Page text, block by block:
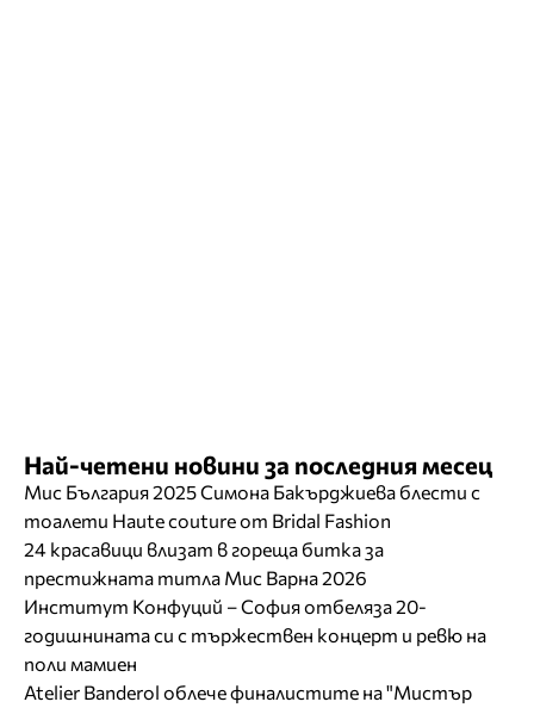
Най-четени новини за последния месец
Мис България 2025 Симона Бакърджиева блести с
тоалети Haute couture от Bridal Fashion
24 красавици влизат в гореща битка за
престижната титла Мис Варна 2026
Институт Конфуций – София отбеляза 20-
годишнината си с тържествен концерт и ревю на
поли мамиен
Atelier Banderol облече финалистите на "Мистър